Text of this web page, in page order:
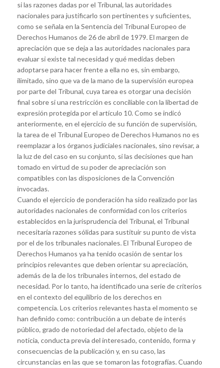
si las razones dadas por el Tribunal, las autoridades
nacionales para justificarlo son pertinentes y suficientes,
como se señala en la Sentencia del Tribunal Europeo de
Derechos Humanos de 26 de abril de 1979. El margen de
apreciación que se deja a las autoridades nacionales para
evaluar si existe tal necesidad y qué medidas deben
adoptarse para hacer frente a ella no es, sin embargo,
ilimitado, sino que va de la mano de la supervisión europea
por parte del Tribunal, cuya tarea es otorgar una decisión
final sobre si una restricción es conciliable con la libertad de
expresión protegida por el artículo 10. Como se indicó
anteriormente, en el ejercicio de su función de supervisión,
la tarea de el Tribunal Europeo de Derechos Humanos no es
reemplazar a los órganos judiciales nacionales, sino revisar, a
la luz de del caso en su conjunto, si las decisiones que han
tomado en virtud de su poder de apreciación son
compatibles con las disposiciones de la Convención
invocadas.
Cuando el ejercicio de ponderación ha sido realizado por las
autoridades nacionales de conformidad con los criterios
establecidos en la jurisprudencia del Tribunal, el Tribunal
necesitaría razones sólidas para sustituir su punto de vista
por el de los tribunales nacionales. El Tribunal Europeo de
Derechos Humanos ya ha tenido ocasión de sentar los
principios relevantes que deben orientar su apreciación,
además de la de los tribunales internos, del estado de
necesidad. Por lo tanto, ha identificado una serie de criterios
en el contexto del equilibrio de los derechos en
competencia. Los criterios relevantes hasta el momento se
han definido como: contribución a un debate de interés
público, grado de notoriedad del afectado, objeto de la
noticia, conducta previa del interesado, contenido, forma y
consecuencias de la publicación y, en su caso, las
circunstancias en las que se tomaron las fotografías. Cuando